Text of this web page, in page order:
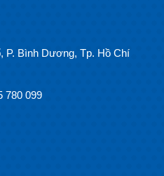
P. Bình Dương, Tp. Hồ Chí
780 099